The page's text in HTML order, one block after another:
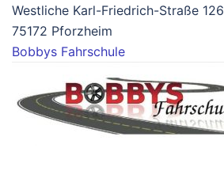
Westliche Karl-Friedrich-Straße 126
75172 Pforzheim
Bobbys Fahrschule